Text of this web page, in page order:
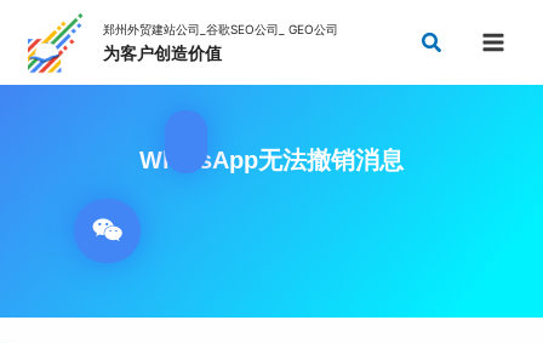
content
Search
WhatsApp无法撤销消息